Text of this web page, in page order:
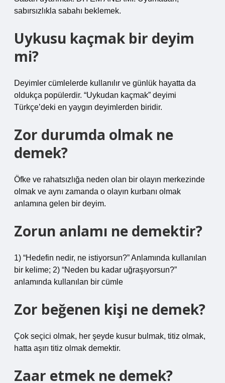
sabırsızlıkla sabahı beklemek.
Uykusu kaçmak bir deyim
mi?
Deyimler cümlelerde kullanılır ve günlük hayatta da
oldukça popülerdir. “Uykudan kaçmak” deyimi
Türkçe’deki en yaygın deyimlerden biridir.
Zor durumda olmak ne
demek?
Öfke ve rahatsızlığa neden olan bir olayın merkezinde
olmak ve aynı zamanda o olayın kurbanı olmak
anlamına gelen bir deyim.
Zorun anlamı ne demektir?
1) “Hedefin nedir, ne istiyorsun?” Anlamında kullanılan
bir kelime; 2) “Neden bu kadar uğraşıyorsun?”
anlamında kullanılan bir cümle
Zor beğenen kişi ne demek?
Çok seçici olmak, her şeyde kusur bulmak, titiz olmak,
hatta aşırı titiz olmak demektir.
Zaar etmek ne demek?